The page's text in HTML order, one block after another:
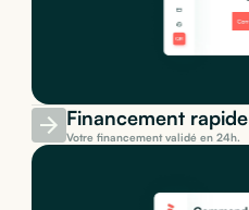
Financement rapide
Votre financement validé en 24h.